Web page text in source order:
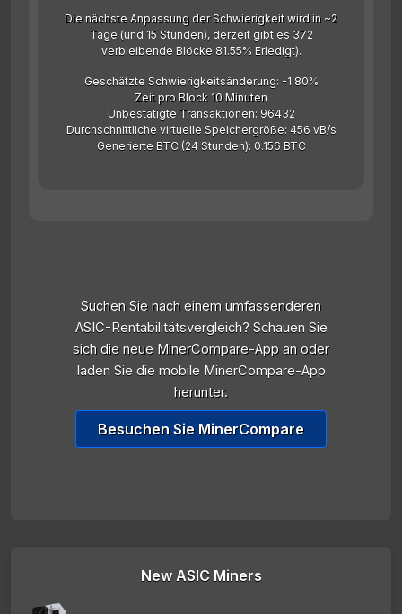
Die nächste Anpassung der Schwierigkeit wird in ~2
Tage (und 15 Stunden), derzeit gibt es 372
verbleibende Blöcke 81.55% Erledigt).
Geschätzte Schwierigkeitsänderung: -1.80%
Zeit pro Block 10 Minuten
Unbestätigte Transaktionen: 96432
Durchschnittliche virtuelle Speichergröße: 456 vB/s
Generierte BTC (24 Stunden): 0.156 BTC
Suchen Sie nach einem umfassenderen
ASIC-Rentabilitätsvergleich? Schauen Sie
sich die neue MinerCompare-App an oder
laden Sie die mobile MinerCompare-App
herunter.
Besuchen Sie MinerCompare
New ASIC Miners